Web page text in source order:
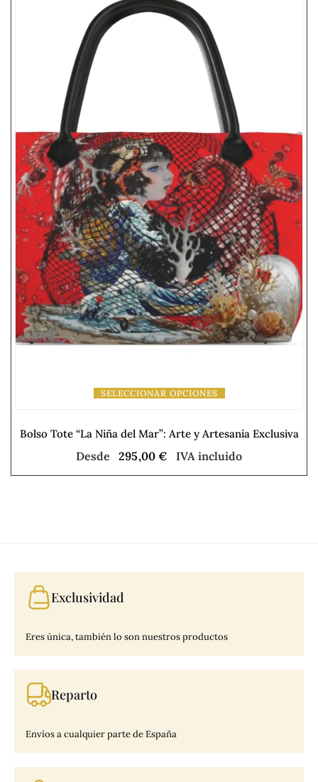
SELECCIONAR OPCIONES
Bolso Tote “La Niña del Mar”: Arte y Artesanía Exclusiva
Desde 295,00 € IVA incluido
Exclusividad
Eres única, también lo son nuestros productos
Reparto
Envíos a cualquier parte de España